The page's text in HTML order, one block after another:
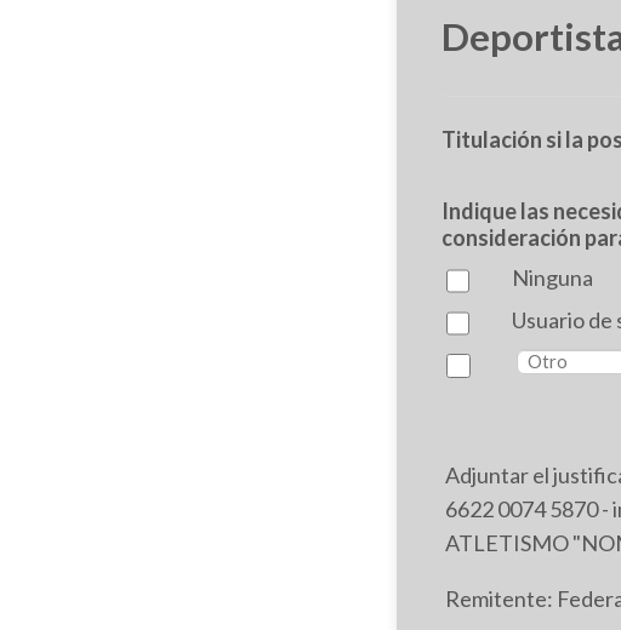
Titulación si la
Indique las
consideración
Ninguna
Usuario de
Adjuntar el
6622 0074 5870 -
ATLETISMO
Remitente: